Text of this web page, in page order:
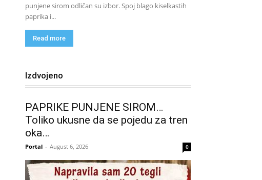
punjene sirom odličan su izbor. Spoj blago kiselkastih
paprika i...
Read more
Izdvojeno
PAPRIKE PUNJENE SIROM…
Toliko ukusne da se pojedu za tren
oka…
Portal - August 6, 2026 0